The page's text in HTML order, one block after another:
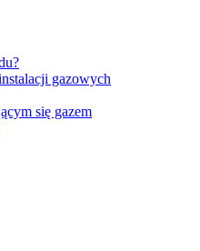
gazowych
się gazem